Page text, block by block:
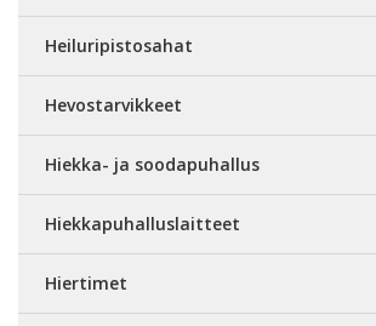
Heiluripistosahat
Hevostarvikkeet
Hiekka- ja soodapuhallus
Hiekkapuhalluslaitteet
Hiertimet